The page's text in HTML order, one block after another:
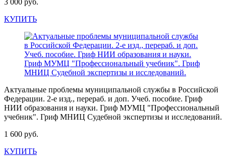
3 000 руб.
КУПИТЬ
Актуальные проблемы муниципальной службы в Российской
Федерации. 2-е изд., перераб. и доп. Учеб. пособие. Гриф
НИИ образования и науки. Гриф МУМЦ "Профессиональный
учебник". Гриф МНИЦ Судебной экспертизы и исследований.
1 600 руб.
КУПИТЬ